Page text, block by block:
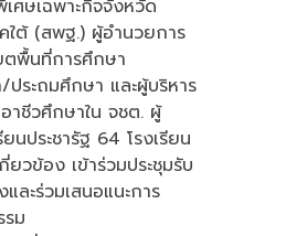
ศษเฉพาะกิจจังหวัด
ใต้ (สพฐ.) ผู้อำนวยการ
ตพื้นที่การศึกษา
ระถมศึกษา และผู้บริหาร
าชีวศึกษาใน จชต. ผู้
ยนประชารัฐ 64 โรงเรียน
วข้อง เข้าร่วมประชุมรับ
ละร่วมเสนอแนะการ
ม